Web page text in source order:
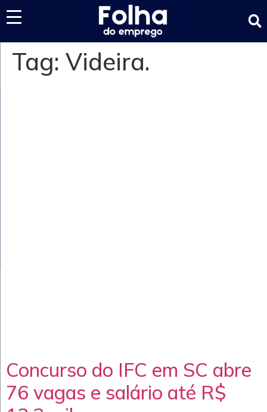
Tag: Videira.
Concurso do IFC em SC abre
76 vagas e salário até R$